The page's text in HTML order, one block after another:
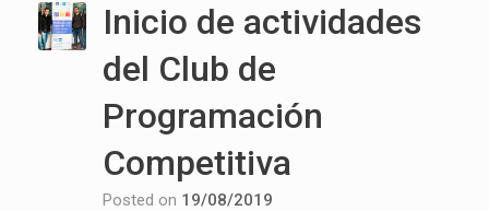
Inicio de actividades
del Club de
Programación
Competitiva
Posted on 19/08/2019